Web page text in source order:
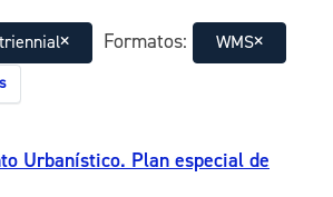
triennial Formatos: WMS
Urbanístico. Plan especial de